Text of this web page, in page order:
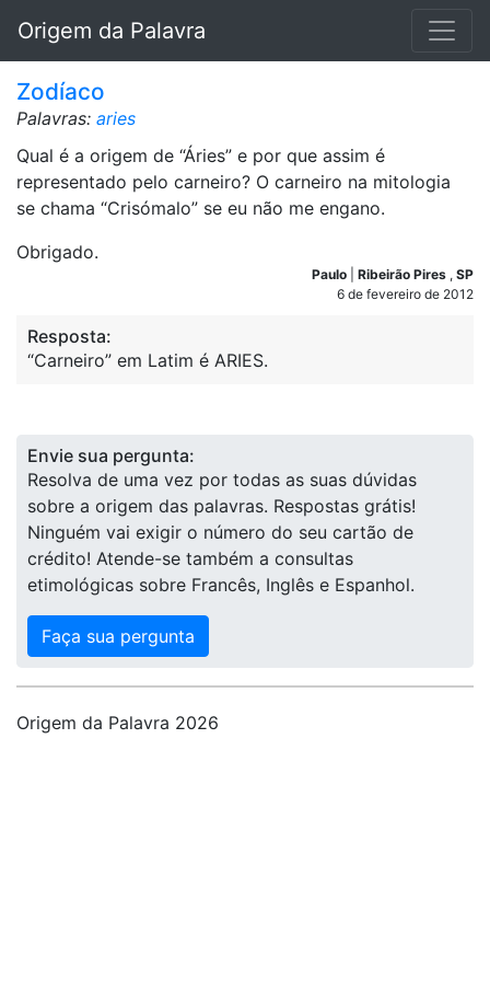
Origem da Palavra
Zodíaco
Palavras: aries
Qual é a origem de “Áries” e por que assim é
representado pelo carneiro? O carneiro na mitologia
se chama “Crisómalo” se eu não me engano.
Obrigado.
Paulo Ribeirão Pires , SP
6 de fevereiro de 2012
Resposta:
“Carneiro” em Latim é ARIES.
Envie sua pergunta:
Resolva de uma vez por todas as suas dúvidas
sobre a origem das palavras. Respostas grátis!
Ninguém vai exigir o número do seu cartão de
crédito! Atende-se também a consultas
etimológicas sobre Francês, Inglês e Espanhol.
Faça sua pergunta
Origem da Palavra 2026